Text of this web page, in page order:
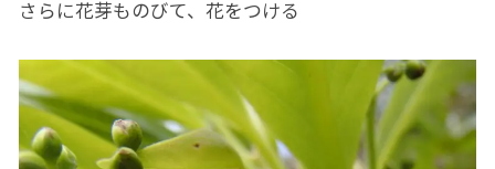
さらに花芽ものびて、花をつける